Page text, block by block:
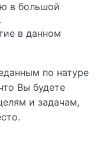
в большой
в данном
по натуре
Вы будете
и задачам,